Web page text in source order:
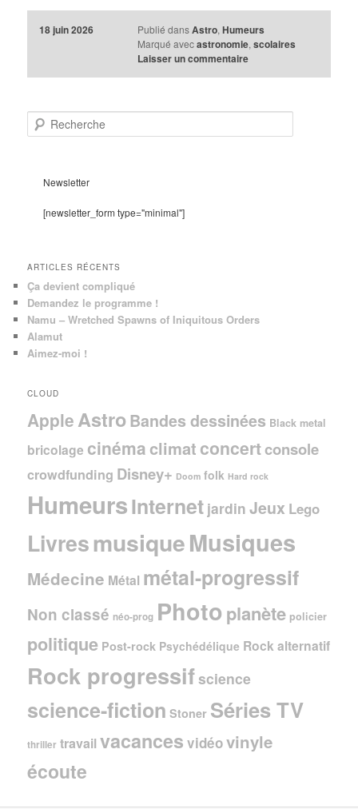
18 juin 2026 Publié dans Astro, Humeurs
Marqué avec astronomie, scolaires
Laisser un commentaire
e
Newsletter
[newsletter_form type="minimal"]
ARTICLES RÉCENTS
Ça devient compliqué
Demandez le programme !
Namu – Wretched Spawns of Iniquitous Orders
Alamut
Aimez-moi !
CLOUD
Apple AstroBandes dessinées Black metal
bricolage cinéma climat concertconsole
crowdfunding Disney+ Doom folk Hard rock
HumeursInternet jardin Jeux Lego
LivresmusiqueMusiques
Médecine Métal métal-progressif
Non classé néo-prog Photo planète policier
politique Post-rock Psychédélique Rock alternatif
Rock progressifscience
science-fiction Stoner Séries TV
thriller travail vacances vidéovinyle
écoute